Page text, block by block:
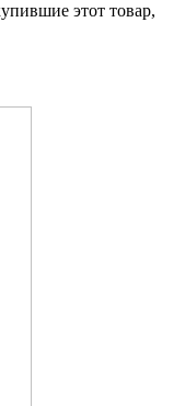
этот товар,